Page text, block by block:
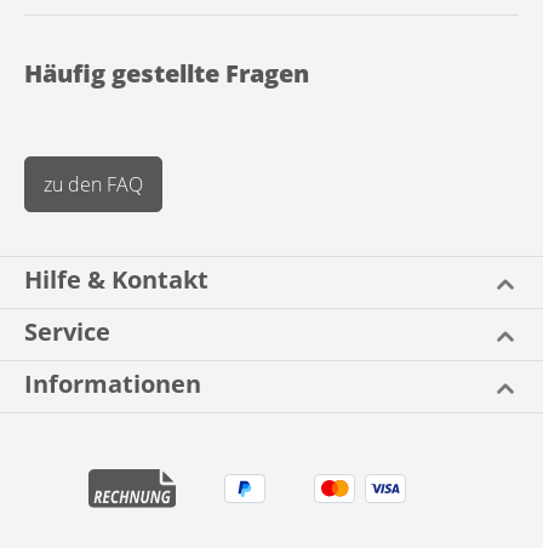
Häufig gestellte Fragen
zu den FAQ
Hilfe & Kontakt
Service
Informationen